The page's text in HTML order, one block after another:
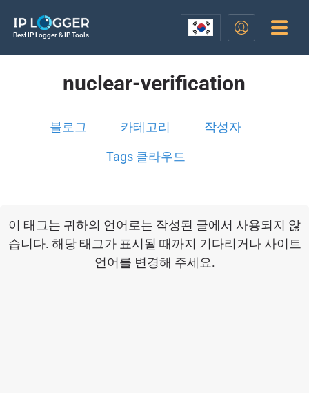
Best IP Logger & IP Tools
nuclear-verification
블로그 카테고리 작성자
Tags 클라우드